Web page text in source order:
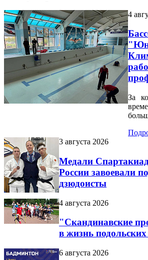
4
За
3 августа 2026
Медали
России завоевали
дзюдоисты
4 августа 2026
"Скандинавские
в жизнь
6 августа 2026